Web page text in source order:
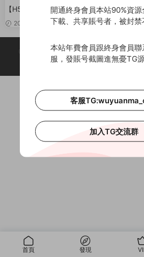
【H5棋牌】兩套菠蘿娛樂H5大聯
盟俱樂部全遊戲源碼+完美運營
+完整數據+教程
2020-04-01 99
© 2018-2026 Theme by - 無憂源碼 &
reserved
首頁 發現
開通終身會員本站90%資
下載、共享賬号者，被封禁
本站年費會員跟終身會員聯
服，發賬号截圖進無憂TG
客服
加入TG交流群